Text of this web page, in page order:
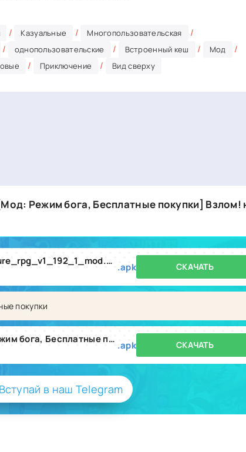
/ Казуальные / Многопользовательская /
/ однопользовательские / Встроенный кеш / Мод /
/ Приключение / Вид сверху
Режим бога, Бесплатные покупки] Взлом!
guild_of_heroes_adventure_rpg_v1_192_1_mod.apk .apk СКАЧАТЬ
покупки
Гильдия Героев [Мод: Режим бога, Бесплатные покупки] v1.192.1 .apk СКАЧАТЬ
в наш Telegram